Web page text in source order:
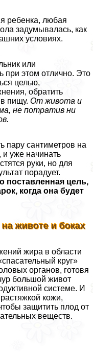
ребенка, любая
задумывалась, как
условиях.
или
при этом отлично. Это
целью,
обратить
пищу. От живота и
не потратив ни
пару сантиметров на
и уже начинать
руки, но для
порадует.
поставленная цель,
когда она будет
животе и боках
жира в области
круг»
органов, готовя
большой живот
системе. И
кожи,
защитить плод от
веществ.